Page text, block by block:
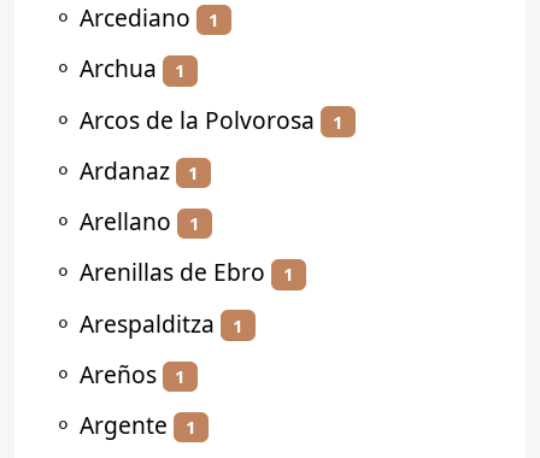
⚬ Arcediano 1
⚬ Archua 1
⚬ Arcos de la Polvorosa 1
⚬ Ardanaz 1
⚬ Arellano 1
⚬ Arenillas de Ebro 1
⚬ Arespalditza 1
⚬ Areños 1
⚬ Argente 1